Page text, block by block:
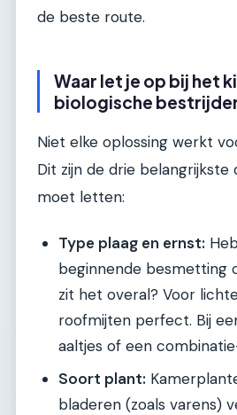
de beste route.
Waar let je op bij het
biologische
Niet elke oplossing werkt
Dit zijn de drie belangrijkste
moet letten:
Type plaag en ernst:
beginnende besmetting
zit het overal? Voor
roofmijten perfect. Bij
aaltjes of een
Soort plant:
bladeren (zoals varens)